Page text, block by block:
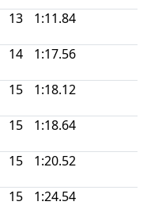
13 1:11.84
14 1:17.56
15 1:18.12
15 1:18.64
15 1:20.52
15 1:24.54